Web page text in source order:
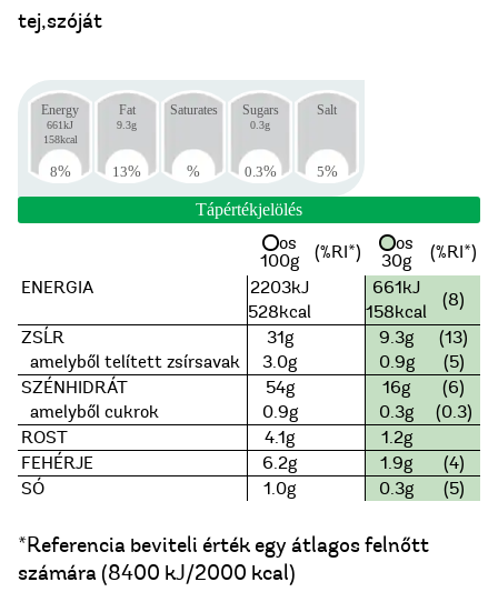
tej,szóját
Energy
661kJ
158kcal
8%
Fat
9.3g
13%
Saturates
%
Sugars
0.3g
0.3%
Salt
5%
Tápértékjelölés
os
100g
(%RI*)
os
30g
(%RI*)
ENERGIA
2203kJ 661kJ
(8)
528kcal
158kcal
ZSĹR
31g 9.3g
(13)
amelyből telített zsírsavak
3.0g 0.9g
(5)
SZÉNHIDRÁT
54g 16g
(6)
amelyből cukrok
0.9g 0.3g
(0.3)
ROST
4.1g
1.2g
FEHÉRJE
6.2g 1.9g
(4)
SÓ
1.0g 0.3g (5)
*Referencia beviteli érték egy átlagos felnőtt
számára (8400 kJ/2000 kcal)